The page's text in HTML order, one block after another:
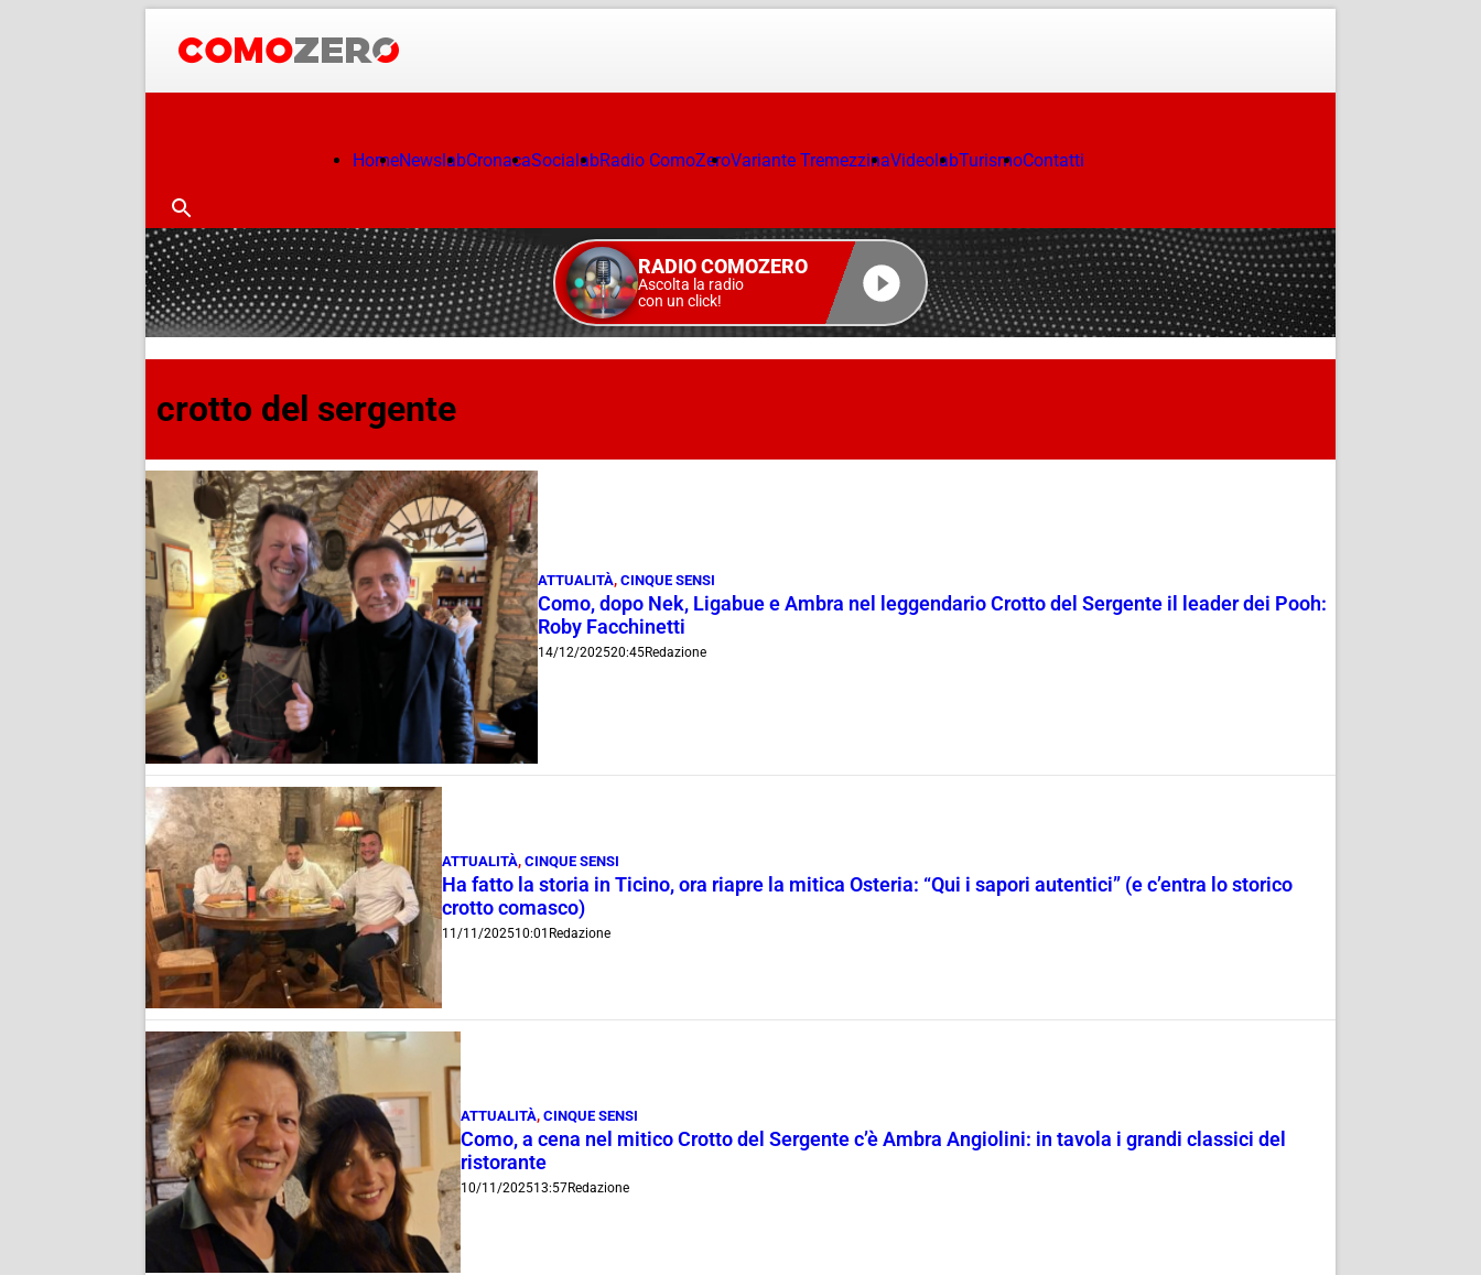
HomeNewslabCronacaSocialabRadio ComoZeroVariante TremezzinaVideolabTurismoContatti
RADIO COMOZERO
Ascolta la radio
con un click!
crotto del sergente
ATTUALITÀ,CINQUE SENSI
Como, dopo Nek, Ligabue e Ambra nel leggendario Crotto del Sergente il leader dei Pooh:
Roby Facchinetti
14/12/202520:45Redazione
ATTUALITÀ, CINQUE SENSI
Ha fatto la storia in Ticino, ora riapre la mitica Osteria: “Qui i sapori autentici” (e c’entra lo storico
crotto comasco)
11/11/202510:01 Redazione
ATTUALITÀ,CINQUE SENSI
Como, a cena nel mitico Crotto del Sergente c’è Ambra Angiolini: in tavola i grandi classici del
ristorante
10/11/202513:57Redazione